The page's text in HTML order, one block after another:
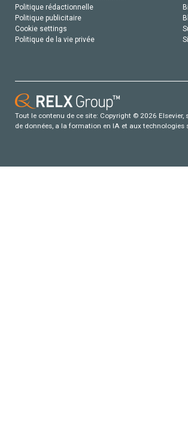
Politique rédactionnelle
Politique publicitaire
Cookie settings
Politique de la vie privée
Tout le contenu de ce site: Copyright © 2026
de données, a la formation en IA et aux